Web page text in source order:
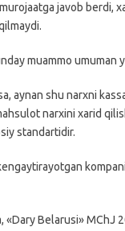
javob berdi,
muammo umuman
aynan shu narxni
narxini xarid
standartidir.
«Dary Belarusi» MChJ